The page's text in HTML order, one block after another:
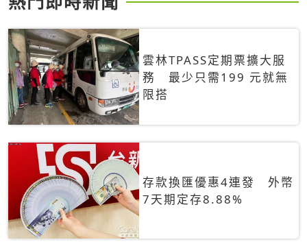
雲林TPASS定期票擴大服
務 最少只需199 元就無
限搭
存款換匯優惠4連發 外幣
7天期定存8.88%